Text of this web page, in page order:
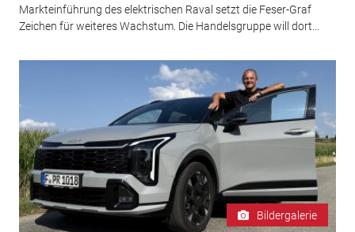
Markteinführung des elektrischen Raval setzt die Feser-Graf
Zeichen für weiteres Wachstum. Die Handelsgruppe will dort...
Bildergalerie